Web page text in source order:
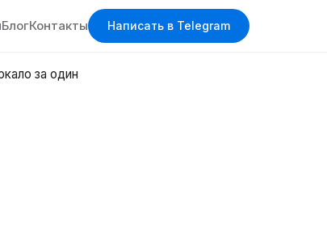
БлогКонтакты Написать в Telegram
за один